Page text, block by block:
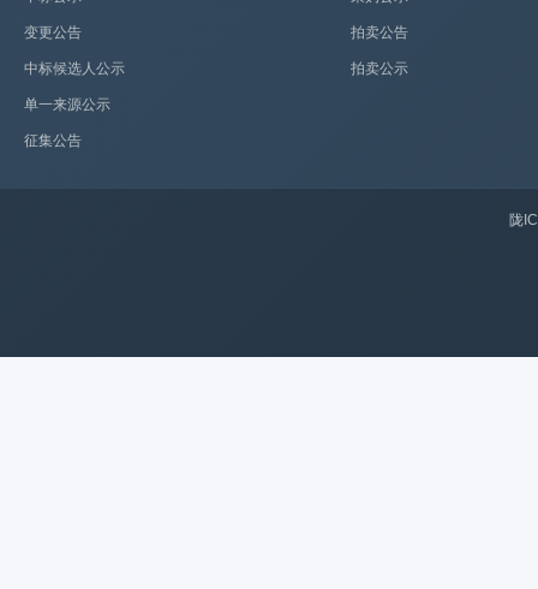
变更公告
中标候选人公示
单一来源公示
征集公告
拍卖公告
拍卖公示
陇